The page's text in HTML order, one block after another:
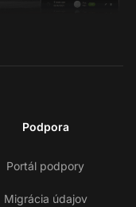
Podpora
Portál podpory
Migrácia údajov